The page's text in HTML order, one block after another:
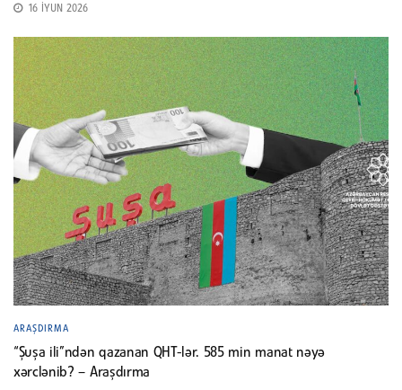
16 İYUN 2026
ARAŞDIRMA
“Şuşa ili”ndən qazanan QHT-lər. 585 min manat nəyə
xərclənib? – Araşdırma